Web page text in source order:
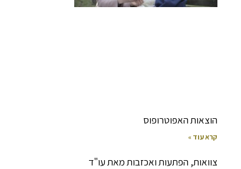
הוצאות האפוטרופוס
קרא עוד »
צוואות, הפתעות ואכזבות מאת עו"ד